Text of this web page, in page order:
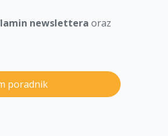
newslettera oraz
poradnik